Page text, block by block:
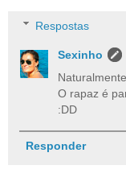
Respostas
Sexinho
O rapaz é
:DD
Responder